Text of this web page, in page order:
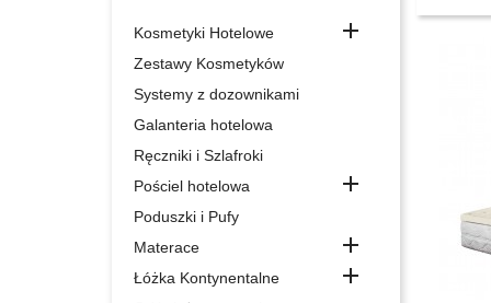
Kosmetyki Hotelowe 
Zestawy Kosmetyków
Systemy z dozownikami
Galanteria hotelowa
Ręczniki i Szlafroki
Pościel hotelowa

Poduszki i Pufy
Materace

Łóżka Kontynentalne 